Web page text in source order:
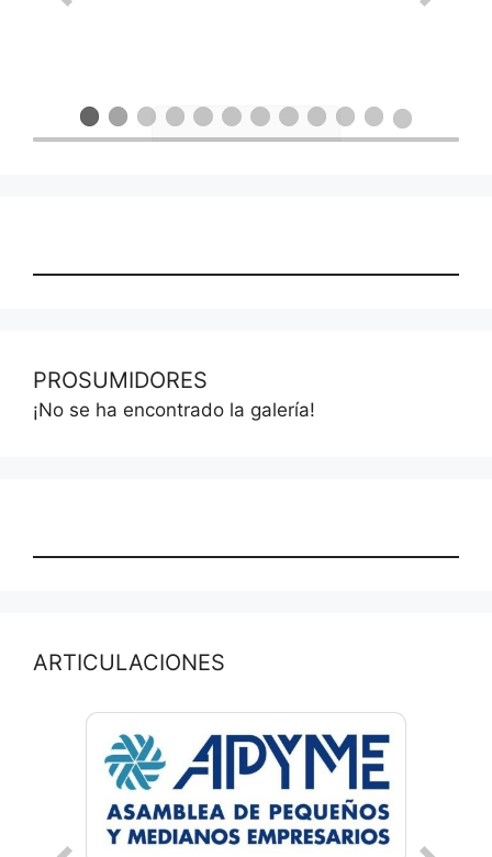
PROSUMIDORES
¡No se ha encontrado la galería!
ARTICULACIONES